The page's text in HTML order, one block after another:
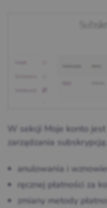
W sekcji Moje konto
zarządzania subskrypcją:
anulowania i
ręcznej płatności za
zmiany metody